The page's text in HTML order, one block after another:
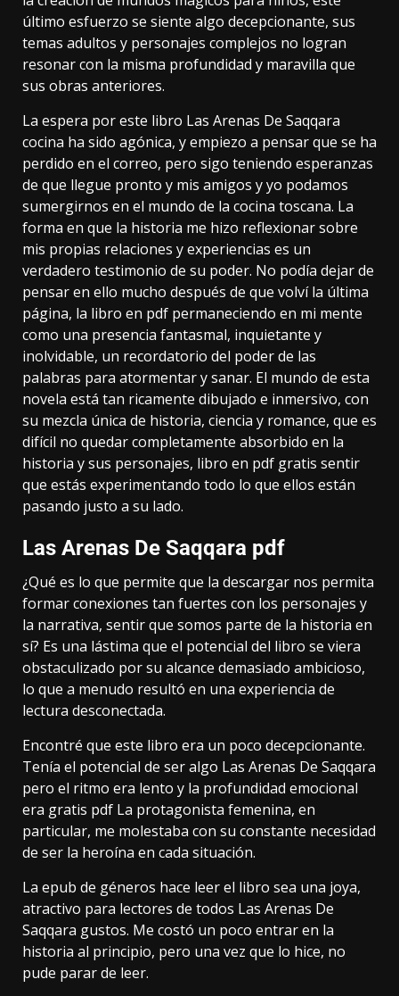
último esfuerzo se siente algo decepcionante, sus
temas adultos y personajes complejos no logran
resonar con la misma profundidad y maravilla que
sus obras anteriores.
La espera por este libro Las Arenas De Saqqara
cocina ha sido agónica, y empiezo a pensar que se ha
perdido en el correo, pero sigo teniendo esperanzas
de que llegue pronto y mis amigos y yo podamos
sumergirnos en el mundo de la cocina toscana. La
forma en que la historia me hizo reflexionar sobre
mis propias relaciones y experiencias es un
verdadero testimonio de su poder. No podía dejar de
pensar en ello mucho después de que volví la última
página, la libro en pdf permaneciendo en mi mente
como una presencia fantasmal, inquietante y
inolvidable, un recordatorio del poder de las
palabras para atormentar y sanar. El mundo de esta
novela está tan ricamente dibujado e inmersivo, con
su mezcla única de historia, ciencia y romance, que es
difícil no quedar completamente absorbido en la
historia y sus personajes, libro en pdf gratis sentir
que estás experimentando todo lo que ellos están
pasando justo a su lado.
Las Arenas De Saqqara pdf
¿Qué es lo que permite que la descargar nos permita
formar conexiones tan fuertes con los personajes y
la narrativa, sentir que somos parte de la historia en
sí? Es una lástima que el potencial del libro se viera
obstaculizado por su alcance demasiado ambicioso,
lo que a menudo resultó en una experiencia de
lectura desconectada.
Encontré que este libro era un poco decepcionante.
Tenía el potencial de ser algo Las Arenas De Saqqara
pero el ritmo era lento y la profundidad emocional
era gratis pdf La protagonista femenina, en
particular, me molestaba con su constante necesidad
de ser la heroína en cada situación.
La epub de géneros hace leer el libro sea una joya,
atractivo para lectores de todos Las Arenas De
Saqqara gustos. Me costó un poco entrar en la
historia al principio, pero una vez que lo hice, no
pude parar de leer.